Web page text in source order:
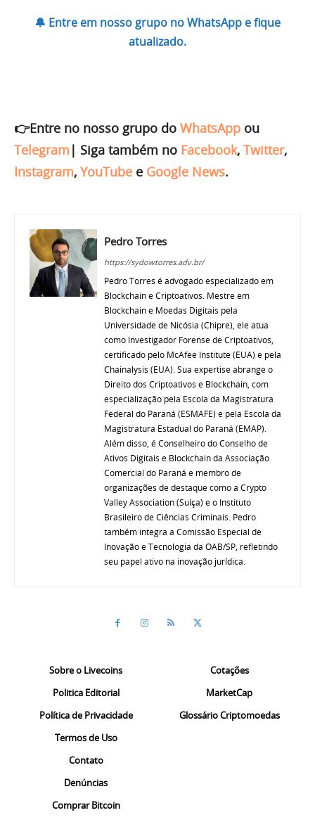
🔔 Entre em nosso grupo no WhatsApp e fique
atualizado.
👉Entre no nosso grupo do WhatsApp ou
Telegram | Siga também no Facebook, Twitter,
Instagram, YouTube e Google News.
Pedro Torres
https://sydowtorres.adv.br/
Pedro Torres é advogado especializado em
Blockchain e Criptoativos. Mestre em
Blockchain e Moedas Digitais pela
Universidade de Nicósia (Chipre), ele atua
como Investigador Forense de Criptoativos,
certificado pelo McAfee Institute (EUA) e pela
Chainalysis (EUA). Sua expertise abrange o
Direito dos Criptoativos e Blockchain, com
especialização pela Escola da Magistratura
Federal do Paraná (ESMAFE) e pela Escola da
Magistratura Estadual do Paraná (EMAP).
Além disso, é Conselheiro do Conselho de
Ativos Digitais e Blockchain da Associação
Comercial do Paraná e membro de
organizações de destaque como a Crypto
Valley Association (Suíça) e o Instituto
Brasileiro de Ciências Criminais. Pedro
também integra a Comissão Especial de
Inovação e Tecnologia da OAB/SP, refletindo
seu papel ativo na inovação jurídica.
Sobre o Livecoins
Politica Editorial
Política de Privacidade
Termos de Uso
Contato
Denúncias
Comprar Bitcoin
Cotações
MarketCap
Glossário Criptomoedas